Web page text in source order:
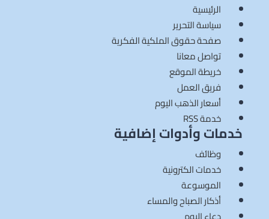
الرئيسية
سياسة التحرير
صفحة حقوق الملكية الفكرية
تواصل معانا
خريطة الموقع
فريق العمل
أسعار الذهب اليوم
خدمة RSS
خدمات وأدوات إضافية
وظائف
خدمات الكترونية
الموسوعة
أذكار الصباح والمساء